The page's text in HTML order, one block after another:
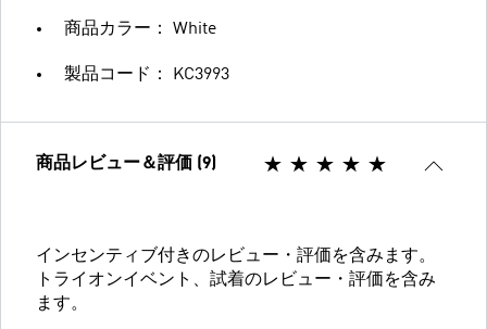
商品カラー： White
製品コード： KC3993
商品レビュー＆評価 (9)
インセンティブ付きのレビュー・評価を含みます。
トライオンイベント、試着のレビュー・評価を含み
ます。